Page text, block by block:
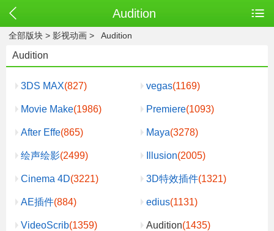
Audition
全部版块 > 影视动画 > Audition
Audition
3DS MAX(827) vegas(1169)
Movie Make(1986) Premiere(1093)
After Effe(865) Maya(3278)
绘声绘影(2499) Illusion(2005)
Cinema 4D(3221) 3D特效插件(1321)
AE插件(884) edius(1131)
VideoScrib(1359) Audition(1435)